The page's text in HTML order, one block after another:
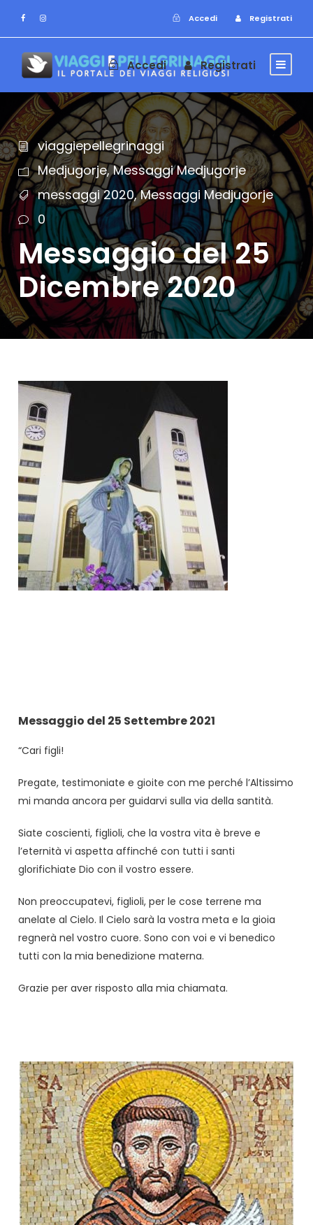
Accedi Registrati
Accedi Registrati
viaggiepellegrinaggi
Medjugorje, Messaggi Medjugorje
messaggi 2020, Messaggi Medjugorje
0
Messaggio del 25
Dicembre 2020
Messaggio del 25 Settembre 2021
“Cari figli!
Pregate, testimoniate e gioite con me perché l’Altissimo
mi manda ancora per guidarvi sulla via della santità.
Siate coscienti, figlioli, che la vostra vita è breve e
l’eternità vi aspetta affinché con tutti i santi
glorifichiate Dio con il vostro essere.
Non preoccupatevi, figlioli, per le cose terrene ma
anelate al Cielo. Il Cielo sarà la vostra meta e la gioia
regnerà nel vostro cuore. Sono con voi e vi benedico
tutti con la mia benedizione materna.
Grazie per aver risposto alla mia chiamata.